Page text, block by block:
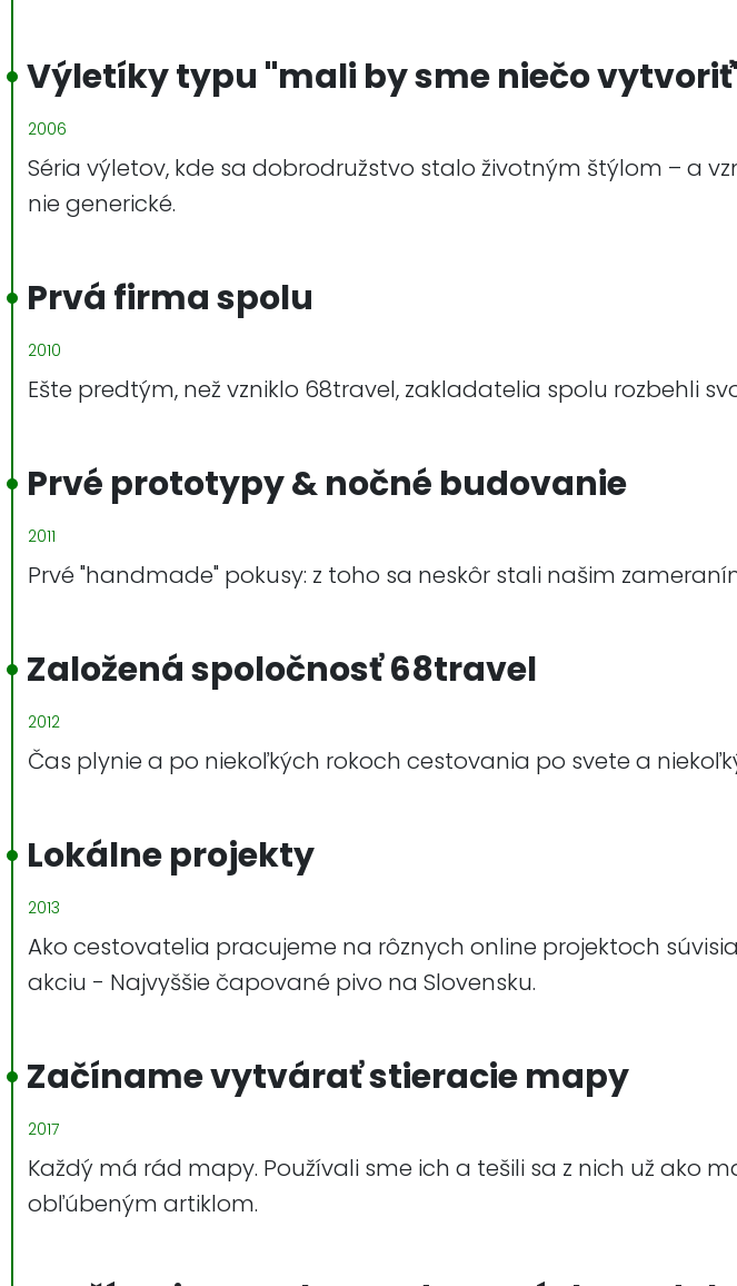
Výletíky typu "mali by sme niečo
2006
Séria výletov, kde sa dobrodružstvo stalo životným štýlom – a
nie generické.
Prvá firma spolu
2010
Ešte predtým, než vzniklo 68travel, zakladatelia spolu rozbehli
Prvé prototypy & nočné budovanie
2011
Prvé "handmade" pokusy: z toho sa neskôr stali našim
Založená spoločnosť 68travel
2012
Čas plynie a po niekoľkých rokoch cestovania po svete a
Lokálne projekty
2013
Ako cestovatelia pracujeme na rôznych online projektoch
akciu - Najvyššie čapované pivo na Slovensku.
Začíname vytvárať stieracie mapy
2017
Každý má rád mapy. Používali sme ich a tešili sa z nich už ako
obľúbeným artiklom.